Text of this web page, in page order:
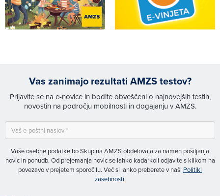
Vas zanimajo rezultati AMZS testov?
Prijavite se na e-novice in bodite obveščeni o najnovejših testih,
novostih na področju mobilnosti in dogajanju v AMZS.
Vaše osebne podatke bo Skupina AMZS obdelovala za namen pošiljanja
novic in ponudb. Od prejemanja novic se lahko kadarkoli odjavite s klikom na
povezavo v prejetem sporočilu. Več si lahko preberete v naši Politiki
zasebnosti.